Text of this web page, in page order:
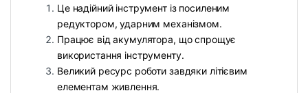
Це надійний інструмент із посиленим
редуктором, ударним механізмом.
Працює від акумулятора, що спрощує
використання інструменту.
Великий ресурс роботи завдяки літієвим
елементам живлення.